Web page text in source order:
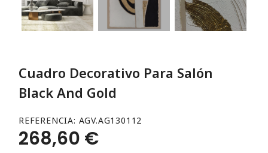
Cuadro Decorativo Para Salón
Black And Gold
REFERENCIA AGV.AG130112
268,60 €